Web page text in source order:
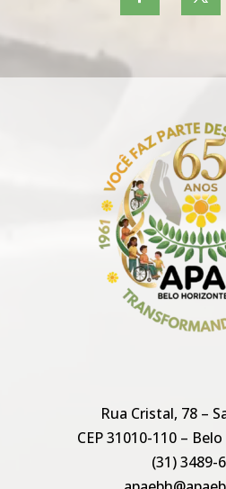
Rua Cristal, 78 –
CEP 31010-110 –
(31) 3489-